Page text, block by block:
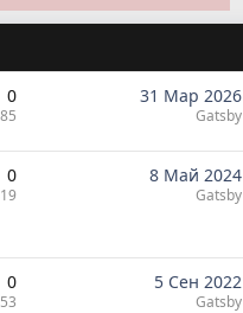
0
85
31 Мар 2026
Gatsby
0 8 Май 2024
Gatsby
0 5 Сен 2022
Gatsby